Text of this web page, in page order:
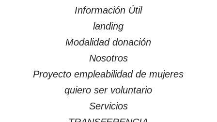
Información Útil
landing
Modalidad donación
Nosotros
Proyecto empleabilidad de mujeres
quiero ser voluntario
Servicios